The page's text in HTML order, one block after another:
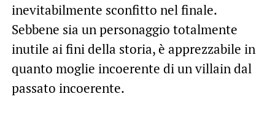
inevitabilmente sconfitto nel finale.
Sebbene sia un personaggio totalmente
inutile ai fini della storia, è apprezzabile in
quanto moglie incoerente di un villain dal
passato incoerente.